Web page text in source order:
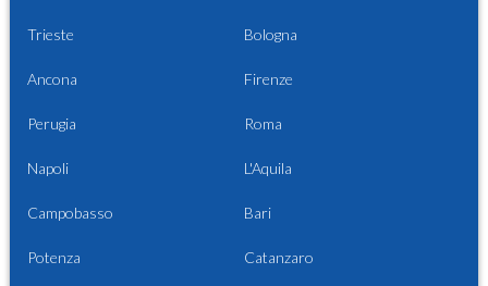
Trieste Bologna
Ancona Firenze
Perugia Roma
Napoli L'Aquila
Campobasso Bari
Potenza Catanzaro